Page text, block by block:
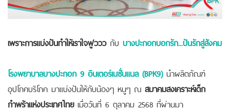
เพราะการแบ่งปันทำให้เราใจฟูวววกับ บางปะกอกบอกรัก...ปันรักสู่สังคม
โรงพยาบาลบางปะกอก 9 อินเตอร์เนชั่นแนล (BPK9) นำผลิตภัณฑ์
อุปโภคบริโภค มาแบ่งปันให้กับน้องๆ หนูๆ ณ สมาคมสงเคราะห์เด็ก
กำพร้าแห่งประเทศไทยเมื่อวันที่ 6 ตุลาคม 2568 ที่ผ่านมา